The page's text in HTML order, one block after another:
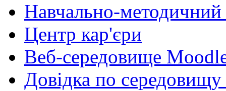
Навчально-методичний
Центр кар'єри
Веб-середовище
Довідка по